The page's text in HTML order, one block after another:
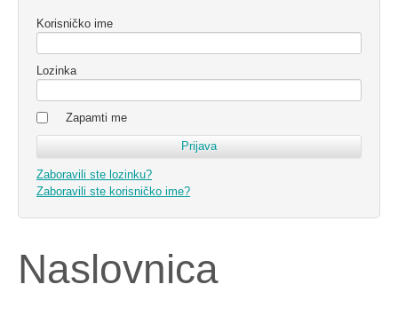
Korisničko ime
Lozinka
Zapamti me
Zaboravili ste lozinku?
Zaboravili ste korisničko ime?
Naslovnica